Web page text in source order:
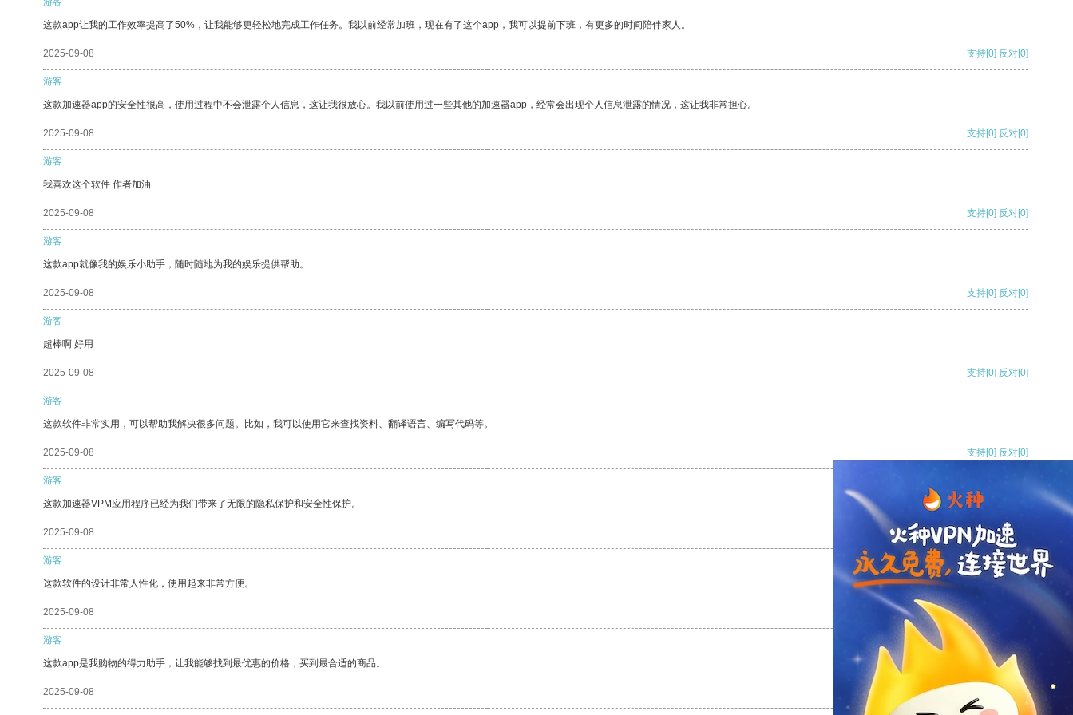
这款app让我的工作效率提高了50%，让我能够更轻松地完成工作任务。我以前经常加班，现在有了这个app，我可以提前下班，有更多的时间陪伴家人。
2025-09-08 支持[0] 反对[0]
游客
这款加速器app的安全性很高，使用过程中不会泄露个人信息，这让我很放心。我以前使用过一些其他的加速器app，经常会出现个人信息泄露的情况，这让我非常担心。
2025-09-08 支持[0] 反对[0]
游客
我喜欢这个软件 作者加油
2025-09-08 支持[0] 反对[0]
游客
这款app就像我的娱乐小助手，随时随地为我的娱乐提供帮助。
2025-09-08 支持[0] 反对[0]
游客
超棒啊 好用
2025-09-08 支持[0] 反对[0]
游客
这款软件非常实用，可以帮助我解决很多问题。比如，我可以使用它来查找资料、翻译语言、编写代码等。
2025-09-08 支持[0] 反对[0]
游客
这款加速器VPM应用程序已经为我们带来了无限的隐私保护和安全性保护。
2025-09-08 支持[0] 反对
游客
这款软件的设计非常人性化，使用起来非常方便。
2025-09-08 支持
游客
这款app是我购物的得力助手，让我能够找到最优惠的价格，买到最合适的商品。
2025-09-08 反对 [0]